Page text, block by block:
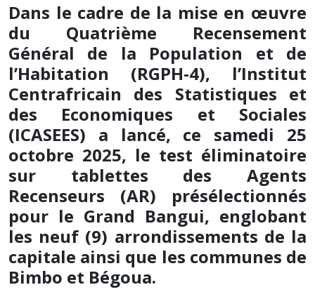
Dans le cadre de la mise en œuvre
du Quatrième Recensement
Général de la Population et de
l’Habitation (RGPH-4), l’Institut
Centrafricain des Statistiques et
des Economiques et Sociales
(ICASEES) a lancé, ce samedi 25
octobre 2025, le test éliminatoire
sur tablettes des Agents
Recenseurs (AR) présélectionnés
pour le Grand Bangui, englobant
les neuf (9) arrondissements de la
capitale ainsi que les communes de
Bimbo et Bégoua.